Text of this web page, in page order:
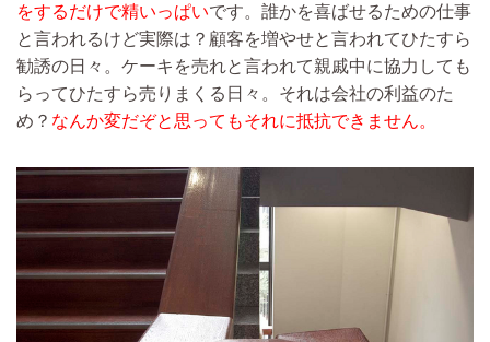
をするだけで精いっぱいです。誰かを喜ばせるための仕事
と言われるけど実際は？顧客を増やせと言われてひたすら
勧誘の日々。ケーキを売れと言われて親戚中に協力しても
らってひたすら売りまくる日々。それは会社の利益のた
め？ なんか変だぞと思ってもそれに抵抗できません。